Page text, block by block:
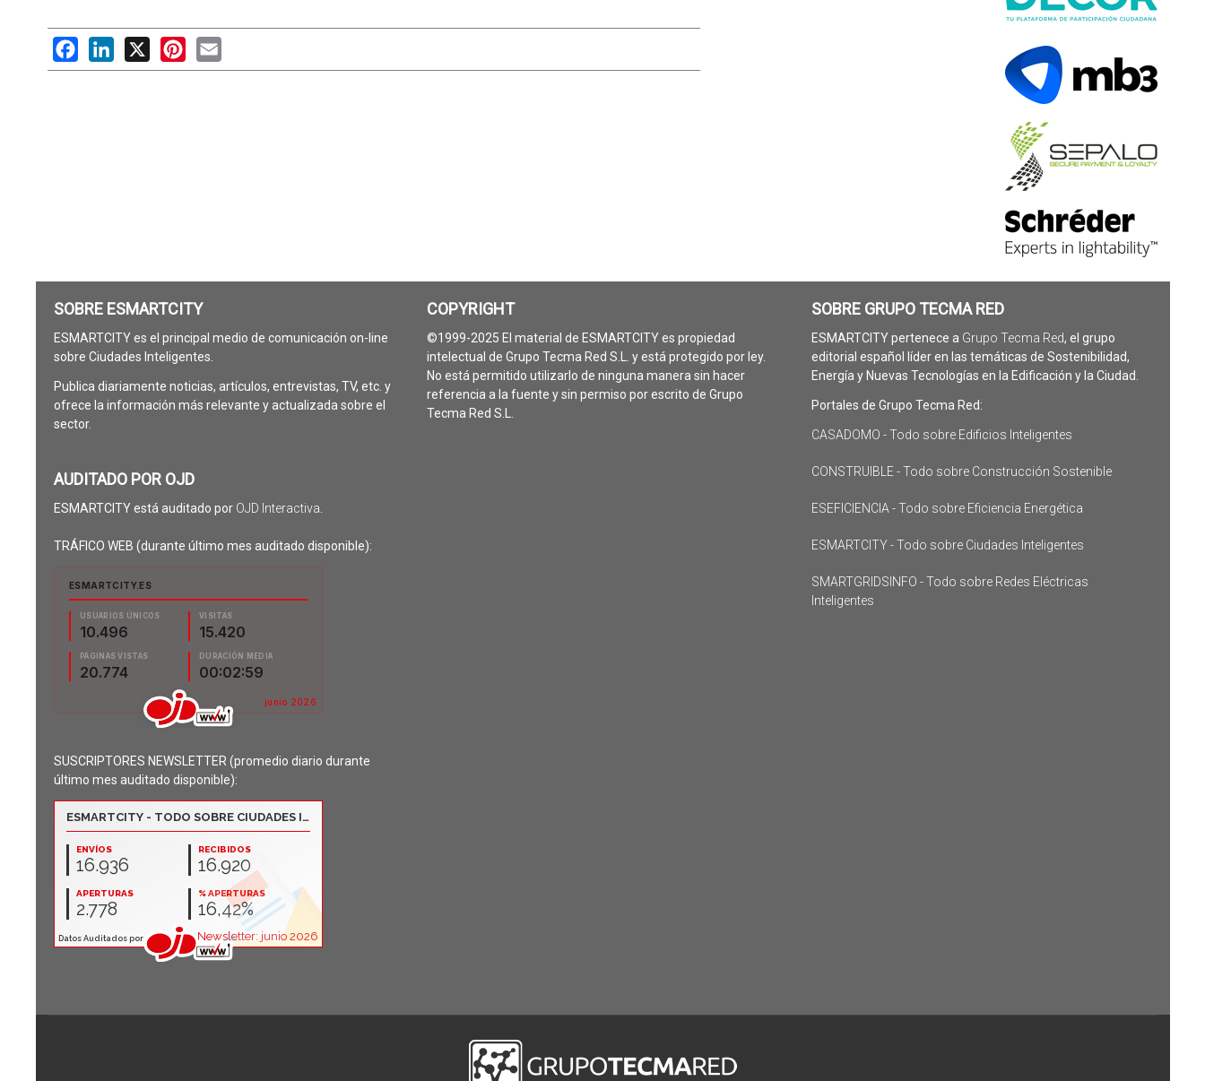
FacebookLinkedIn
X PinterestEmail
SOBRE ESMARTCITY
ESMARTCITY es el principal medio de comunicación on-line
sobre Ciudades Inteligentes.
Publica diariamente noticias, artículos, entrevistas, TV, etc. y
ofrece la información más relevante y actualizada sobre el
sector.
AUDITADO POR OJD
ESMARTCITY está auditado por OJD Interactiva
TRÁFICO WEB (durante último mes auditado disponible):
SUSCRIPTORES NEWSLETTER (promedio diario durante
último mes auditado disponible):
COPYRIGHT
©1999-2025 El material de ESMARTCITY es propiedad
intelectual de Grupo Tecma Red S.L. y está protegido por ley.
No está permitido utilizarlo de ninguna manera sin hacer
referencia a la fuente y sin permiso por escrito de Grupo
Tecma Red S.L.
SOBRE GRUPO TECMA RED
ESMARTCITY pertenece a Grupo Tecma Red, el grupo
editorial español líder en las temáticas de Sostenibilidad,
Energía y Nuevas Tecnologías en la Edificación y la Ciudad.
Portales de Grupo Tecma Red:
CASADOMO - Todo sobre Edificios Inteligentes
CONSTRUIBLE - Todo sobre Construcción Sostenible
ESEFICIENCIA - Todo sobre Eficiencia Energética
ESMARTCITY - Todo sobre Ciudades Inteligentes
SMARTGRIDSINFO - Todo sobre Redes Eléctricas
Inteligentes